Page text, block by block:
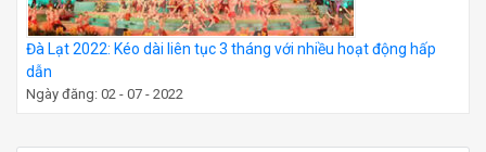
Đà Lạt 2022: Kéo dài liên tục 3 tháng với nhiều hoạt động hấp
dẫn
Ngày đăng: 02 - 07 - 2022